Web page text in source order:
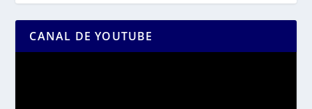
CANAL DE YOUTUBE